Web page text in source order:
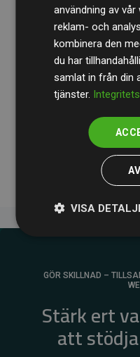
RevisionsbyrånBDO
beräkningar och vår
transparens och
Deras granskning visar
klimatprojekt i
de beräknade CO₂-
medlemswebbplatser
arbetssätt ger mätbar
GÖR SKILLNAD –
Stärk ert
att
användning av
reklam- och
kombinera den
du har
samlat in från din
tjänster.
VISA